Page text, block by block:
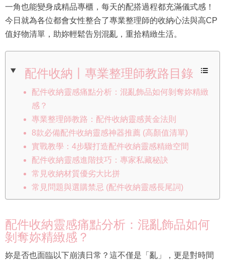
一角也能變身成精品專櫃，每天的配搭過程都充滿儀式感！
今日就為各位都會女性整合了專業整理師的收納心法與高CP
值好物清單，助妳輕鬆告別混亂，重拾精緻生活。
配件收納丨專業整理師教路目錄
配件收納靈感痛點分析：混亂飾品如何剝奪妳精緻
感？
專業整理師教路：配件收納靈感黃金法則
8款必備配件收納靈感神器推薦 (高顏值清單)
實戰教學：4步驟打造配件收納靈感精緻空間
配件收納靈感進階技巧：專家私藏秘訣
常見收納材質優劣大比拼
常見問題與選購禁忌 (配件收納靈感長尾詞)
配件收納靈感痛點分析：混亂飾品如何
剝奪妳精緻感？
妳是否也面臨以下崩潰日常？這不僅是「亂」，更是對時間